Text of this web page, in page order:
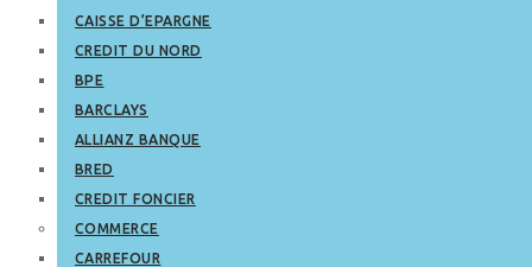
CAISSE D’EPARGNE
CREDIT DU NORD
BPE
BARCLAYS
ALLIANZ BANQUE
BRED
CREDIT FONCIER
COMMERCE
CARREFOUR